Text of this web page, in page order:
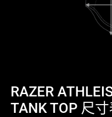
RAZER
TANK TOP 尺